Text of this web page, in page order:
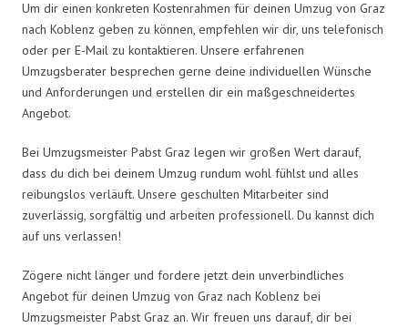
Um dir einen konkreten Kostenrahmen für deinen Umzug von Graz
nach Koblenz geben zu können, empfehlen wir dir, uns telefonisch
oder per E-Mail zu kontaktieren. Unsere erfahrenen
Umzugsberater besprechen gerne deine individuellen Wünsche
und Anforderungen und erstellen dir ein maßgeschneidertes
Angebot.
Bei Umzugsmeister Pabst Graz legen wir großen Wert darauf,
dass du dich bei deinem Umzug rundum wohl fühlst und alles
reibungslos verläuft. Unsere geschulten Mitarbeiter sind
zuverlässig, sorgfältig und arbeiten professionell. Du kannst dich
auf uns verlassen!
Zögere nicht länger und fordere jetzt dein unverbindliches
Angebot für deinen Umzug von Graz nach Koblenz bei
Umzugsmeister Pabst Graz an. Wir freuen uns darauf, dir bei